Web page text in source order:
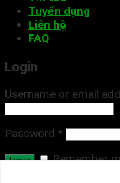
Tuyển dụng
Liên hệ
FAQ
Login
Username or email
Password *
Log in
Remember